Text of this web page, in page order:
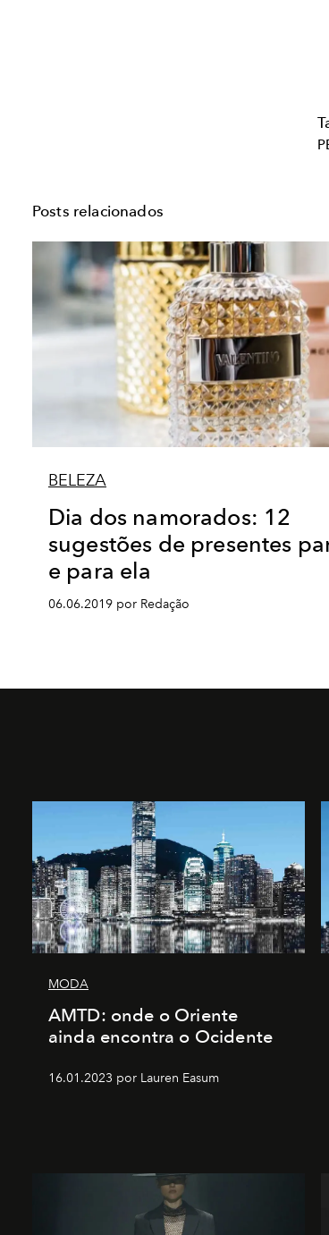
Posts relacionados
BELEZA
Dia dos namorados: 12
sugestões de presentes
e para ela
06.06.2019 por Redação
MODA
AMTD: onde o Oriente
ainda encontra o Ocidente
16.01.2023 por Lauren Easum